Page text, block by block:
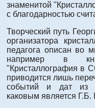
знаменитой
с благодарностью
Творческий путь
организатора
педагога описан во
например в
"Кристаллография в
приводится лишь
событий и дат из
каковым является Г.Б.